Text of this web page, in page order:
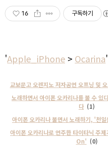
16 구독하기
'Apple_iPhone > Ocarina
교보문고 오렌지노 저자공연 오프닝 및
노래하면서 아이폰 오카리나를 불 수 있
다 (1)
아이폰 오카리나 불면서 노래하기, '천
아이폰 오카리나로 연주한 타이타닉
On' (0)